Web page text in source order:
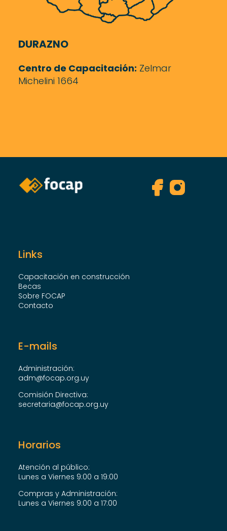
DURAZNO
Centro de Capacitación: Zelmar
Michelini 1664
Links
Capacitación en construcción
Becas
Sobre FOCAP
Contacto
E-mails
Administración:
adm@focap.org.uy
Comisión Directiva:
secretaria@focap.org.uy
Horarios
Atención al público:
Lunes a Viernes 9:00 a 19:00
Compras y Administración:
Lunes a Viernes 9:00 a 17:00